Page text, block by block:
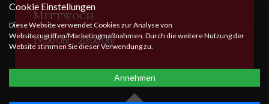
Cookie Einstellungen
Diese Website verwendet Cookies zur Analyse von
Websitezugriffen/Marketingmaßnahmen. Durch die weitere Nutzung der
Website stimmen Sie dieser Verwendung zu.
Annehmen
Mittwoch
19:00 Uhr - 20:00 Uhr